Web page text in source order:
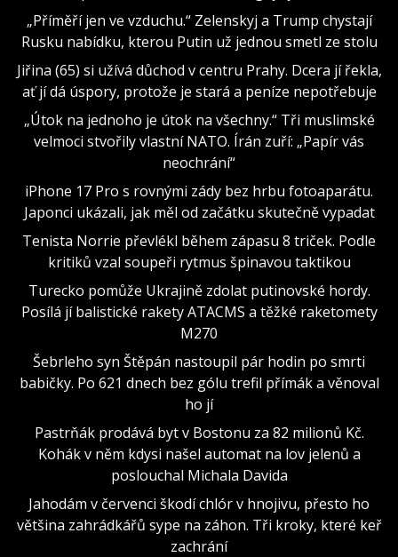
„Příměří jen ve vzduchu.“ Zelenskyj a Trump chystají
Rusku nabídku, kterou Putin už jednou smetl ze stolu
Jiřina (65) si užívá důchod v centru Prahy. Dcera jí řekla,
ať jí dá úspory, protože je stará a peníze nepotřebuje
„Útok na jednoho je útok na všechny.“ Tři muslimské
velmoci stvořily vlastní NATO. Írán zuří: „Papír vás
neochrání“
iPhone 17 Pro s rovnými zády bez hrbu fotoaparátu.
Japonci ukázali, jak měl od začátku skutečně vypadat
Tenista Norrie převlékl během zápasu 8 triček. Podle
kritiků vzal soupeři rytmus špinavou taktikou
Turecko pomůže Ukrajině zdolat putinovské hordy.
Posílá jí balistické rakety ATACMS a těžké raketomety
M270
Šebrleho syn Štěpán nastoupil pár hodin po smrti
babičky. Po 621 dnech bez gólu trefil přímák a věnoval
ho jí
Pastrňák prodává byt v Bostonu za 82 milionů Kč.
Kohák v něm kdysi našel automat na lov jelenů a
poslouchal Michala Davida
Jahodám v červenci škodí chlór v hnojivu, přesto ho
většina zahrádkářů sype na záhon. Tři kroky, které keř
zachrání